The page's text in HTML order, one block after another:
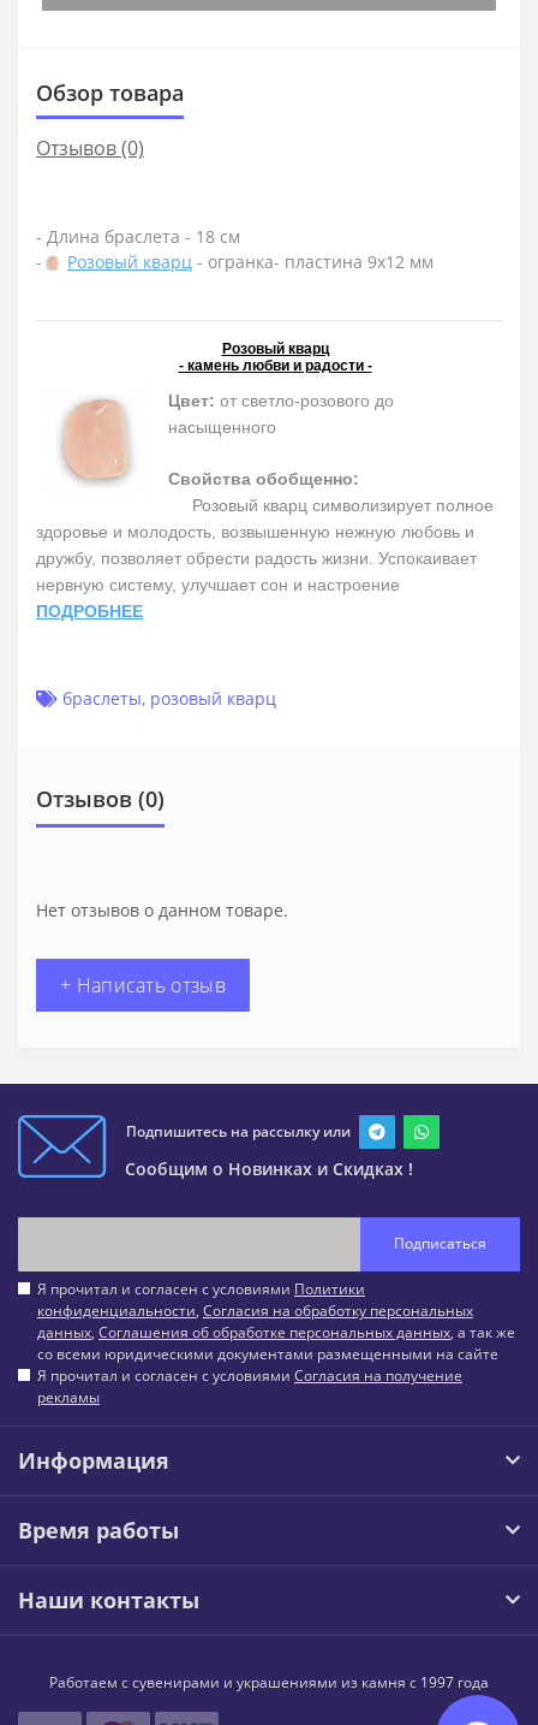
Обзор товара
Отзывов (0)
- Длина браслета - 18 см
-
Розовый кварц - огранка- пластина 9х12 мм
Розовый кварц
- камень любви и радости -
Цвет: от светло-розового до
насыщенного
Свойства обобщенно:
Розовый кварц символизирует полное
здоровье и молодость, возвышенную нежную любовь и
дружбу, позволяет обрести радость жизни. Успокаивает
нервную систему, улучшает сон и настроение
ПОДРОБНЕЕ
браслеты, розовый кварц
Отзывов (0)
Нет отзывов о данном товаре.
+ Написать отзыв
Подпишитесь на рассылку или
Сообщим о Новинках и Скидках !
Подписаться
Я прочитал и согласен с условиями Политики
конфиденциальности, Согласия на обработку персональных
данных, Соглашения об обработке персональных данных, а так же
со всеми юридическими документами размещенными на сайте
Я прочитал и согласен с условиями Согласия на получение
рекламы
Информация
Время работы
Наши контакты
Работаем с сувенирами и украшениями из камня с 1997 года